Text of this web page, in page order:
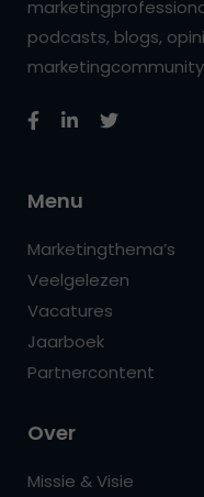
podcasts, blogs,
Menu
Marketingthema’s
Veelgelezen
Vacatures
Jaarboek
Partnercontent
Over
Missie & Visie